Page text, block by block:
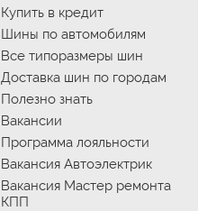
Купить в кредит
Шины по автомобилям
Все типоразмеры шин
Доставка шин по городам
Полезно знать
Вакансии
Программа лояльности
Вакансия Автоэлектрик
Вакансия Мастер ремонта
КПП